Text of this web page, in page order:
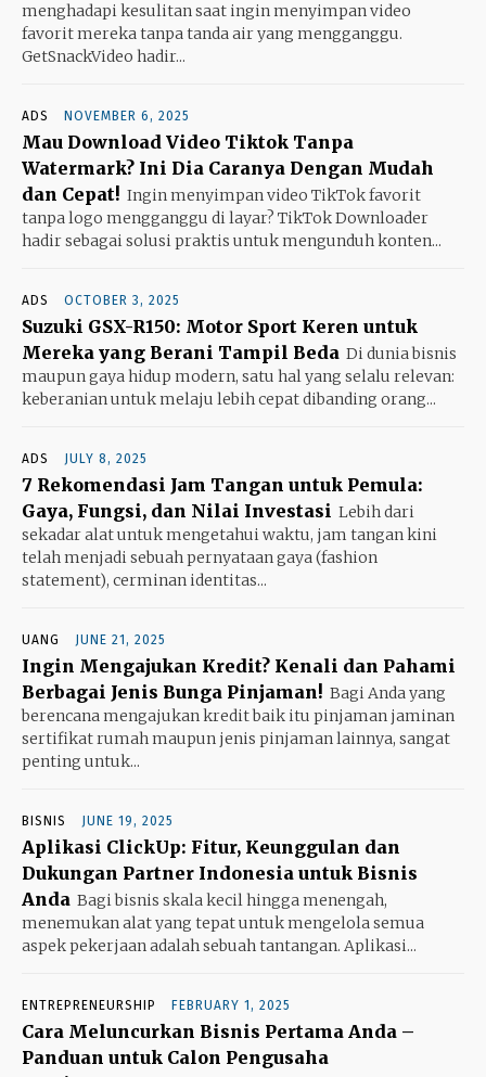
menghadapi kesulitan saat ingin menyimpan video
favorit mereka tanpa tanda air yang mengganggu.
GetSnackVideo hadir...
ADS NOVEMBER 6, 2025
Mau Download Video Tiktok Tanpa
Watermark? Ini Dia Caranya Dengan Mudah
dan Cepat! Ingin menyimpan video TikTok favorit
tanpa logo mengganggu di layar? TikTok Downloader
hadir sebagai solusi praktis untuk mengunduh konten...
ADS OCTOBER 3, 2025
Suzuki GSX-R150: Motor Sport Keren untuk
Mereka yang Berani Tampil Beda Di dunia bisnis
maupun gaya hidup modern, satu hal yang selalu relevan:
keberanian untuk melaju lebih cepat dibanding orang...
ADS JULY 8, 2025
7 Rekomendasi Jam Tangan untuk Pemula:
Gaya, Fungsi, dan Nilai Investasi Lebih dari
sekadar alat untuk mengetahui waktu, jam tangan kini
telah menjadi sebuah pernyataan gaya (fashion
statement), cerminan identitas...
UANG JUNE 21, 2025
Ingin Mengajukan Kredit? Kenali dan Pahami
Berbagai Jenis Bunga Pinjaman! Bagi Anda yang
berencana mengajukan kredit baik itu pinjaman jaminan
sertifikat rumah maupun jenis pinjaman lainnya, sangat
penting untuk...
BISNIS JUNE 19, 2025
Aplikasi ClickUp: Fitur, Keunggulan dan
Dukungan Partner Indonesia untuk Bisnis
Anda Bagi bisnis skala kecil hingga menengah,
menemukan alat yang tepat untuk mengelola semua
aspek pekerjaan adalah sebuah tantangan. Aplikasi...
ENTREPRENEURSHIP FEBRUARY 1, 2025
Cara Meluncurkan Bisnis Pertama Anda –
Panduan untuk Calon Pengusaha